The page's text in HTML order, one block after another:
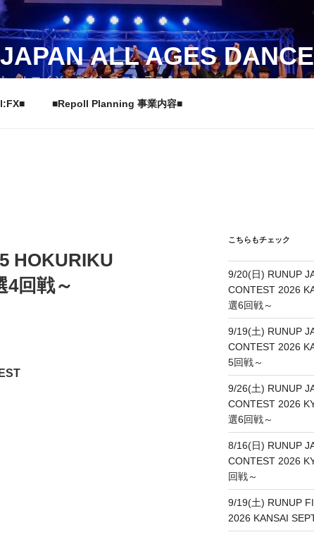
ALL AGES
ールエイジーズダンスコンテスト
■Repoll Planning 事業内容■
HOKURIKU
4回戦～
こちらもチェック
9/20(日) RUNUP
CONTEST 2026
選6回戦～
9/19(土) RUNUP
CONTEST 2026
5回戦～
9/26(土) RUNUP
CONTEST 2026
選6回戦～
8/16(日) RUNUP
CONTEST 2026
回戦～
9/19(土) RUNUP
2026 KANSAI